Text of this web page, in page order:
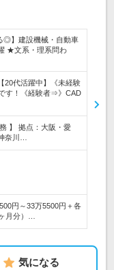
◎】建設機械・自動車
★文系・理系問わ
20代活躍中】《未経験
す！《経験者⇒》CAD
】 拠点：大阪・愛
奈川…
円～33万5500円＋各
月分）…
気になる